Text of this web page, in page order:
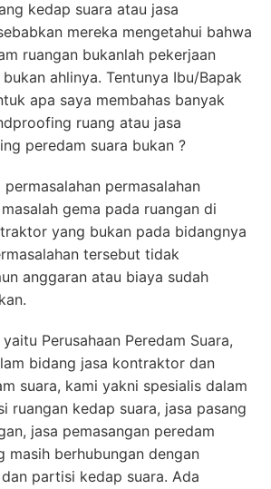
kedap suara atau jasa
mereka mengetahui bahwa
ruangan bukanlah pekerjaan
ahlinya. Tentunya Ibu/Bapak
apa saya membahas banyak
ruang atau jasa
peredam suara bukan ?
permasalahan
gema pada ruangan di
yang bukan pada bidangnya
tersebut tidak
anggaran atau biaya sudah
Perusahaan Peredam Suara,
bidang jasa kontraktor dan
suara, kami yakni spesialis dalam
ruangan kedap suara, jasa pasang
jasa pemasangan peredam
masih berhubungan dengan
partisi kedap suara. Ada